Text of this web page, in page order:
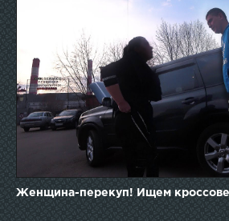
Женщина-перекуп! Ищем